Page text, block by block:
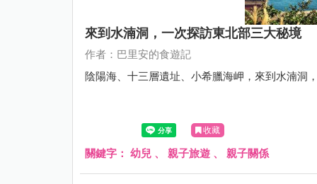
來到水湳洞，一次探訪東北部三大秘境
作者：巴里安的食遊記
陰陽海、十三層遺址、小希臘海岬，來到水湳洞
收藏
關鍵字： 幼兒 、 親子旅遊 、 親子關係